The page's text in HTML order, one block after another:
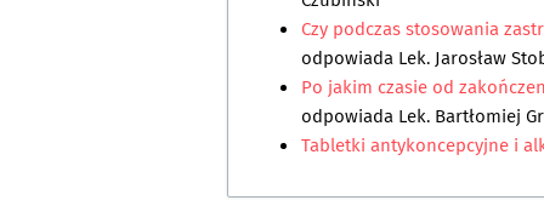
Czy podczas stosowania
odpowiada Lek. Jarosław
Po jakim czasie od
odpowiada Lek. Bartłomiej
Tabletki antykoncepcyjne i